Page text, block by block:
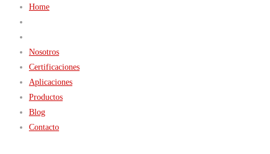
Home
Nosotros
Certificaciones
Aplicaciones
Productos
Blog
Contacto